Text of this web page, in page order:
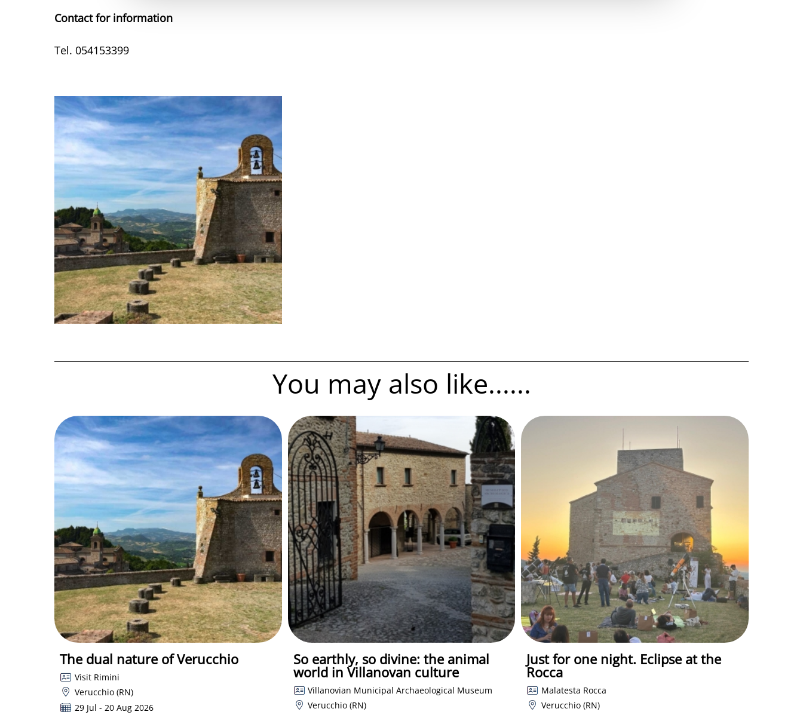
Contact for information
Tel. 054153399
You may also like......
The dual nature of Verucchio
Visit Rimini
Verucchio (RN)
29 Jul - 20 Aug 2026
So earthly, so divine: the animal
world in Villanovan culture
Villanovian Municipal Archaeological Museum
Verucchio (RN)
Just for one night. Eclipse at the
Rocca
Malatesta Rocca
Verucchio (RN)